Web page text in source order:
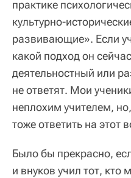
практике
культурно-
развивающие». Если
какой подход он
деятельностный или
не ответят. Мои
неплохим учителем,
тоже ответить на этот
Было бы прекрасно,
и внуков учил тот, кто